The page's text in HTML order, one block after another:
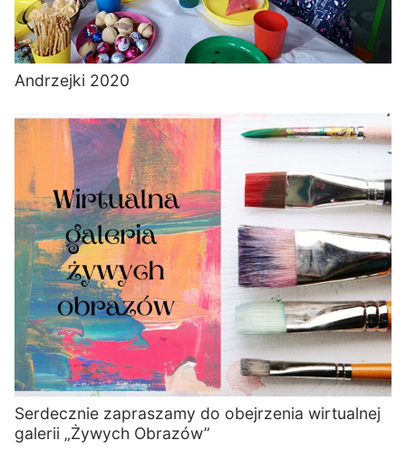
Andrzejki 2020
Serdecznie zapraszamy do obejrzenia wirtualnej
galerii „Żywych Obrazów”